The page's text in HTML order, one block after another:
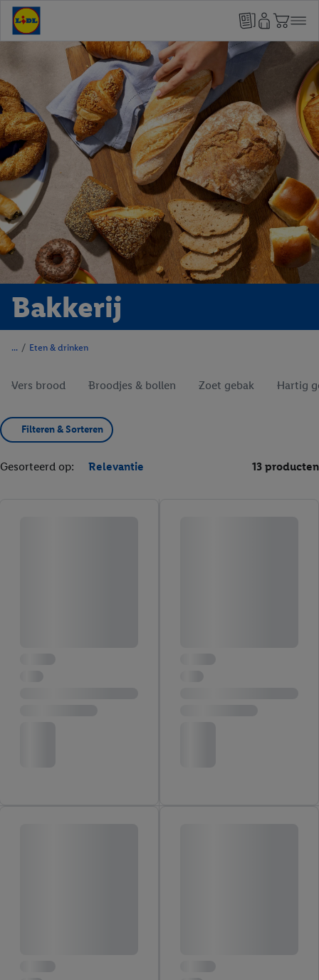
Bakkerij
/ Eten & drinken
Vers brood Broodjes & bollen Zoet gebak Hartig
Filteren & Sorteren
Gesorteerd op: Relevantie 13 producten